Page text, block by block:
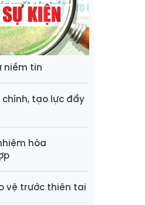
niềm tin
tạo lực đẩy
hòa
vệ trước thiên tai